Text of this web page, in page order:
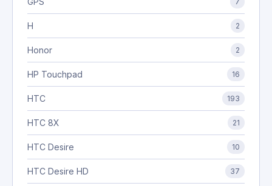
H 2
Honor 2
HP Touchpad 16
HTC 193
HTC 8X 21
HTC Desire 10
HTC Desire HD 37